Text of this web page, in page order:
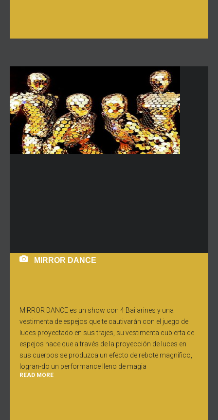
MIRROR DANCE
MIRROR DANCE es un show con 4 Bailarines y una
vestimenta de espejos que te cautivarán con el juego de
luces proyectado en sus trajes, su vestimenta cubierta de
espejos hace que a través de la proyección de luces en
sus cuerpos se produzca un efecto de rebote magnífico,
logran-do un performance lleno de magia
READ MORE